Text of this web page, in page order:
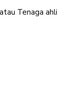
Tenaga ahli